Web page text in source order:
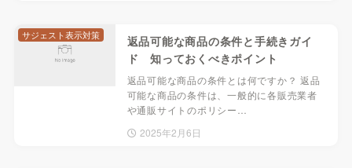
返品可能な商品の条件と手続きガイ
ド 知っておくべきポイント
返品可能な商品の条件とは何ですか？ 返品
可能な商品の条件は、一般的に各販売業者
や通販サイトのポリシー…
2025年2月6日
サジェスト表示対策